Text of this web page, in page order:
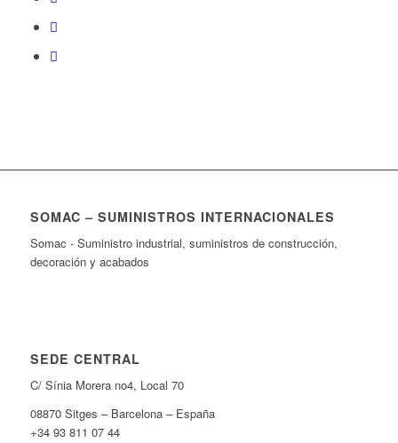
SOMAC – SUMINISTROS INTERNACIONALES
Somac - Suministro industrial, suministros de construcción,
decoración y acabados
SEDE CENTRAL
C/ Sínia Morera no4, Local 70
08870 Sitges – Barcelona – España
+34 93 811 07 44